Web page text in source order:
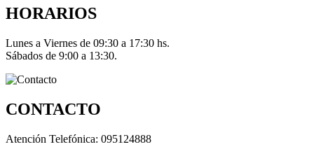
HORARIOS
Lunes a Viernes de 09:30 a 17:30 hs.
Sábados de 9:00 a 13:30.
CONTACTO
Atención Telefónica: 095124888